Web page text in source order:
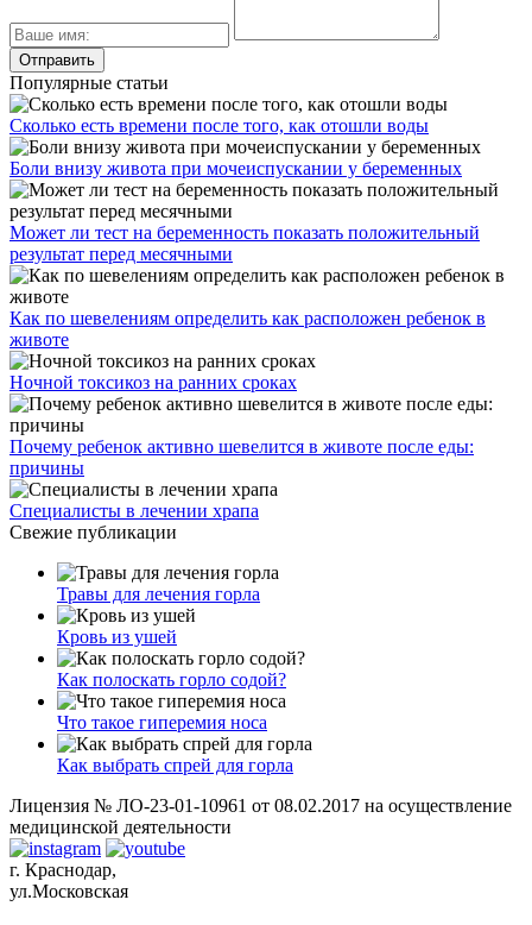
Популярные статьи
Сколько есть времени после того, как отошли воды
Боли внизу живота при мочеиспускании у беременных
Может ли тест на беременность показать положительный
результат перед месячными
Как по шевелениям определить как расположен ребенок в
животе
Ночной токсикоз на ранних сроках
Почему ребенок активно шевелится в животе после еды:
причины
Специалисты в лечении храпа
Свежие публикации
Травы для лечения горла
Кровь из ушей
Как полоскать горло содой?
Что такое гиперемия носа
Как выбрать спрей для горла
Лицензия № ЛО-23-01-10961 от 08.02.2017 на осуществление
медицинской деятельности
г. Краснодар,
ул.Московская